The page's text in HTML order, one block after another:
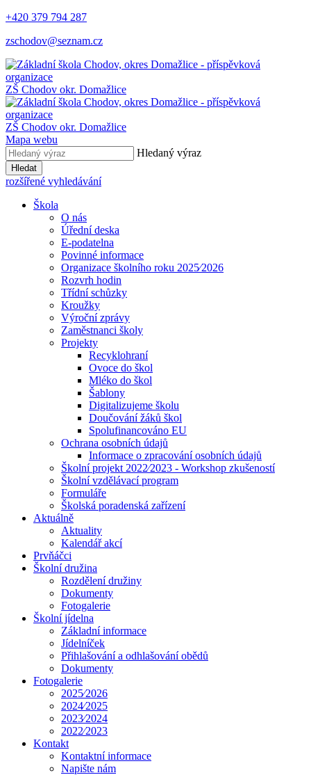
+420 379 794 287
zschodov@seznam.cz
ZŠ Chodov okr. Domažlice
ZŠ Chodov okr. Domažlice
Mapa webu
Hledaný výraz
Hledat
rozšířené vyhledávání
Škola
O nás
Úřední deska
E-podatelna
Povinné informace
Organizace školního roku 2025⁄2026
Rozvrh hodin
Třídní schůzky
Kroužky
Výroční zprávy
Zaměstnanci školy
Projekty
Recyklohraní
Ovoce do škol
Mléko do škol
Šablony
Digitalizujeme školu
Doučování žáků škol
Spolufinancováno EU
Ochrana osobních údajů
Informace o zpracování osobních údajů
Školní projekt 2022⁄2023 - Workshop zkušeností
Školní vzdělávací program
Formuláře
Školská poradenská zařízení
Aktuálně
Aktuality
Kalendář akcí
Prvňáčci
Školní družina
Rozdělení družiny
Dokumenty
Fotogalerie
Školní jídelna
Základní informace
Jídelníček
Přihlašování a odhlašování obědů
Dokumenty
Fotogalerie
2025⁄2026
2024⁄2025
2023⁄2024
2022⁄2023
Kontakt
Kontaktní informace
Napište nám